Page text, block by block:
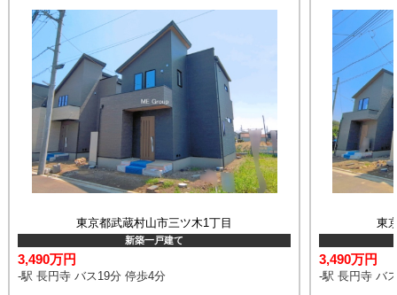
東京都武蔵村山市三ツ木1丁目
新築一戸建て
3,490万円
-駅 長円寺 バス19分 停歩4分
東
3,490万円
-駅 長円寺 バ